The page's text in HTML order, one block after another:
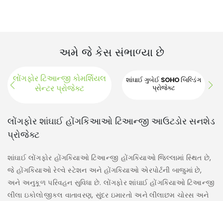
અમે જે કેસ સંભાળ્યા છે
લોંગફોર ટિઆન્જી કોમર્શિયલ
સેન્ટર પ્રોજેક્ટ
શાંઘાઈ ગુબેઈ SOHO બિલ્ડિંગ
પ્રોજેક્ટ
લોંગફોર શાંઘાઈ હોંગકિઆઓ ટિઆન્જી આઉટડોર સનશેડ
પ્રોજેક્ટ
શાંઘાઈ લોંગફોર હોંગકિયાઓ ટિઆન્જી હોંગકિયાઓ જિલ્લામાં સ્થિત છે,
જે હોંગકિયાઓ રેલ્વે સ્ટેશન અને હોંગકિયાઓ એરપોર્ટની બાજુમાં છે,
અને અનુકૂળ પરિવહન સુવિધા છે. લોંગફોર શાંઘાઈ હોંગકિયાઓ ટિઆન્જી
લીલા ઇકોલોજીકલ વાતાવરણ, સુંદર ઇમારતો અને લીલાછમ ચોરસ અને